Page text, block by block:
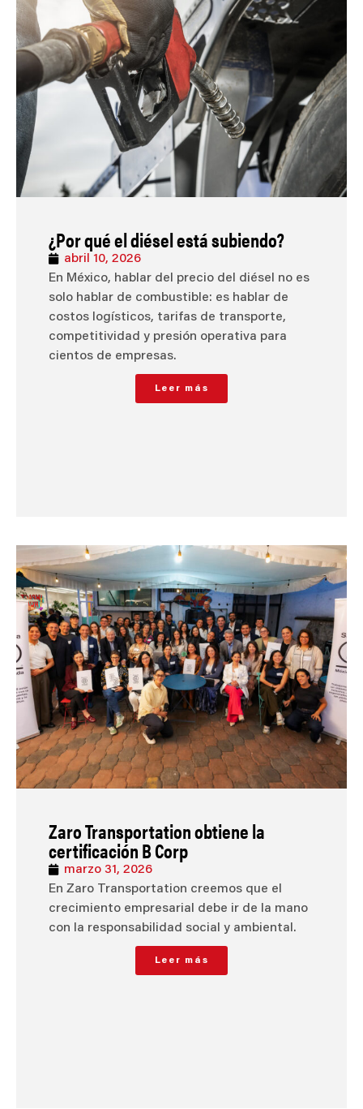
¿Por qué el diésel está subiendo?
abril 10, 2026
En México, hablar del precio del diésel no es
solo hablar de combustible: es hablar de
costos logísticos, tarifas de transporte,
competitividad y presión operativa para
cientos de empresas.
Leer más
Zaro Transportation obtiene la
certificación B Corp
marzo 31, 2026
En Zaro Transportation creemos que el
crecimiento empresarial debe ir de la mano
con la responsabilidad social y ambiental.
Leer más